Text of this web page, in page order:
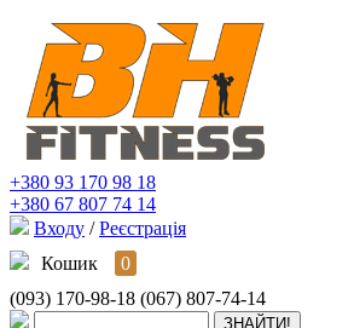
+380 93 170 98 18
+380 67 807 74 14
Входу / Реєстрація
Кошик
0
(093) 170-98-18 (067) 807-74-14